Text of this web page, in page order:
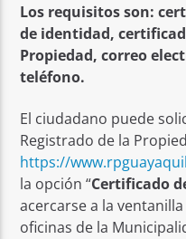
Los requisitos son:
de identidad,
Propiedad, correo
teléfono.
El ciudadano puede
Registrado de la
https://
la opción “Certificado
acercarse a la
oficinas de la